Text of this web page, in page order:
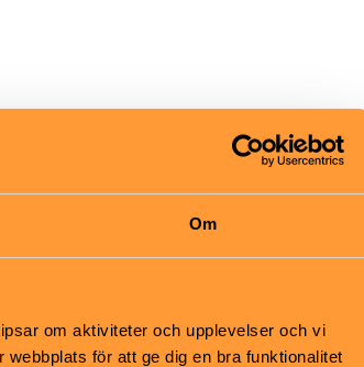
Om
om aktiviteter och upplevelser och vi
för att ge dig en bra funktionalitet